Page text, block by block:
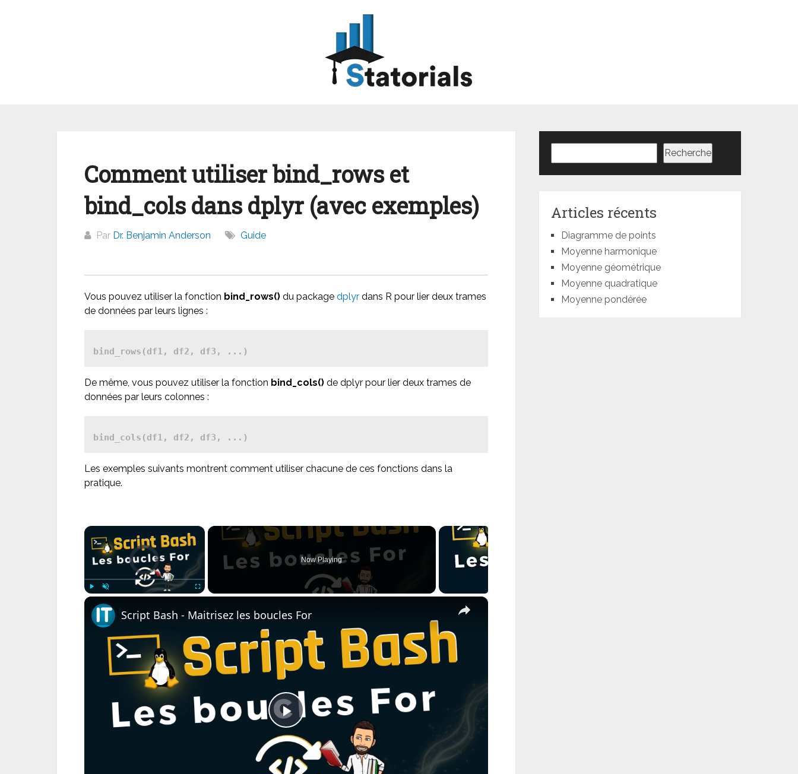
Comment utiliser bind_rows et
bind_cols dans dplyr (avec exemples)
Par Dr. Benjamin Anderson Guide
Vous pouvez utiliser la fonction bind_rows() du package dplyr dans R pour lier deux trames
de données par leurs lignes :
De même, vous pouvez utiliser la fonction bind_cols() de dplyr pour lier deux trames de
données par leurs colonnes :
bind_cols(df1, df2, df3, ...)
Les exemples suivants montrent comment utiliser chacune de ces fonctions dans la
pratique.
×
Video Player is loading.
Now Playing
×
Play
Video
Script Bash - Maitrisez les boucles For
Recherche
Articles récents
Diagramme de points
Moyenne harmonique
Moyenne géométrique
Moyenne quadratique
Moyenne pondérée